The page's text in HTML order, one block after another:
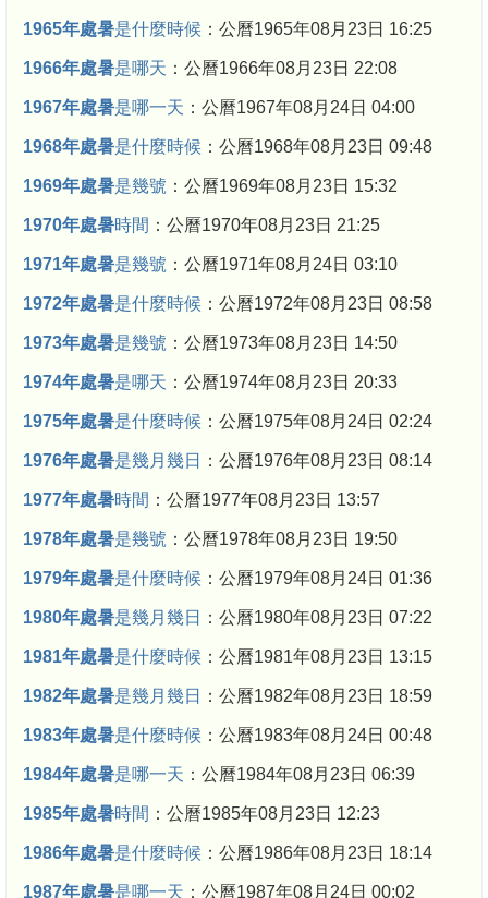
1965年處暑是什麼時候 ：公曆1965年08月23日 16:25
1966年處暑是哪天 ：公曆1966年08月23日 22:08
1967年處暑是哪一天 ：公曆1967年08月24日 04:00
1968年處暑是什麼時候 ：公曆1968年08月23日 09:48
1969年處暑是幾號 ：公曆1969年08月23日 15:32
1970年處暑時間 ：公曆1970年08月23日 21:25
1971年處暑是幾號 ：公曆1971年08月24日 03:10
1972年處暑是什麼時候 ：公曆1972年08月23日 08:58
1973年處暑是幾號 ：公曆1973年08月23日 14:50
1974年處暑是哪天 ：公曆1974年08月23日 20:33
1975年處暑是什麼時候 ：公曆1975年08月24日 02:24
1976年處暑是幾月幾日 ：公曆1976年08月23日 08:14
1977年處暑時間 ：公曆1977年08月23日 13:57
1978年處暑是幾號 ：公曆1978年08月23日 19:50
1979年處暑是什麼時候 ：公曆1979年08月24日 01:36
1980年處暑是幾月幾日 ：公曆1980年08月23日 07:22
1981年處暑是什麼時候 ：公曆1981年08月23日 13:15
1982年處暑是幾月幾日 ：公曆1982年08月23日 18:59
1983年處暑是什麼時候 ：公曆1983年08月24日 00:48
1984年處暑是哪一天 ：公曆1984年08月23日 06:39
1985年處暑時間 ：公曆1985年08月23日 12:23
1986年處暑是什麼時候 ：公曆1986年08月23日 18:14
1987年處暑是哪一天 ：公曆1987年08月24日 00:02